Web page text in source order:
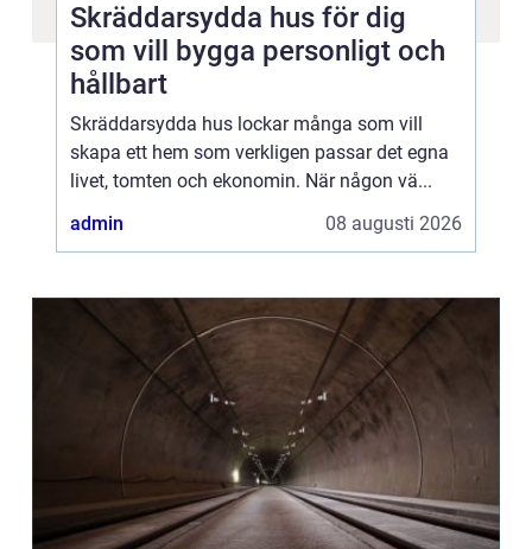
Skräddarsydda hus för dig
som vill bygga personligt och
hållbart
Skräddarsydda hus lockar många som vill
skapa ett hem som verkligen passar det egna
livet, tomten och ekonomin. När någon vä...
admin
08 augusti 2026